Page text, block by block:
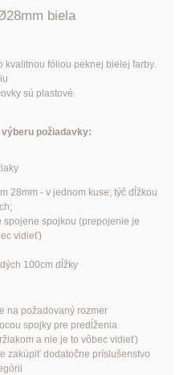
biela
kvalitnou fóliou peknej bielej farby.
sú plastové.
požiadavky:
28mm - v jednom kuse; týč dĺžkou
spojene spojkou (prepojenie je
vidieť)
100cm dĺžky
na požadovaný rozmer
spojky pre predĺženia
a nie je to vôbec vidieť)
zakúpiť dodatočne príslušenstvo